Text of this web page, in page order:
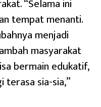
“Selama ini
tempat menanti.
menjadi
masyarakat
bermain edukatif,
sia-sia,”